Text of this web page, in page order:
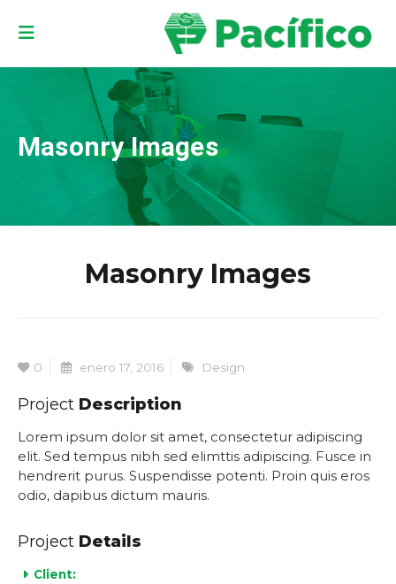
Masonry Images
Masonry Images
0 enero 17, 2016 Design
Project Description
Lorem ipsum dolor sit amet, consectetur adipiscing
elit. Sed tempus nibh sed elimttis adipiscing. Fusce in
hendrerit purus. Suspendisse potenti. Proin quis eros
odio, dapibus dictum mauris.
Project Details
Client: